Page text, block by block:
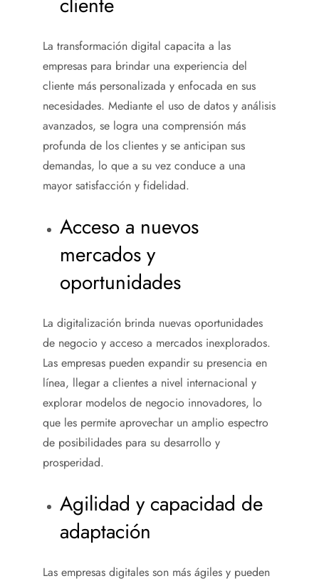
La transformación digital capacita a las
empresas para brindar una experiencia del
cliente más personalizada y enfocada en sus
necesidades. Mediante el uso de datos y análisis
avanzados, se logra una comprensión más
profunda de los clientes y se anticipan sus
demandas, lo que a su vez conduce a una
mayor satisfacción y fidelidad.
Acceso a nuevos
mercados y
oportunidades
La digitalización brinda nuevas oportunidades
de negocio y acceso a mercados inexplorados.
Las empresas pueden expandir su presencia en
línea, llegar a clientes a nivel internacional y
explorar modelos de negocio innovadores, lo
que les permite aprovechar un amplio espectro
de posibilidades para su desarrollo y
prosperidad.
Agilidad y capacidad de
adaptación
Las empresas digitales son más ágiles y pueden